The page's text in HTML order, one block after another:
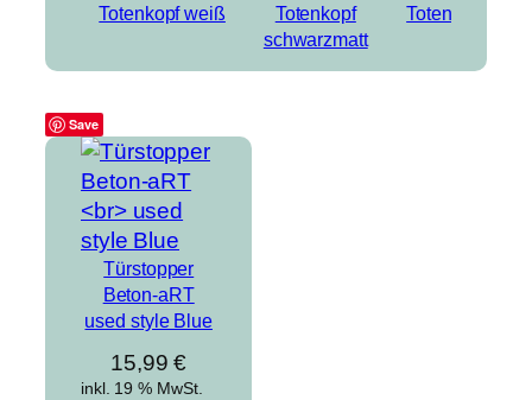
Totenkopf weiß
Totenkopf
schwarzmatt
Totenkopf Gold
Save
Türstopper
Beton-aRT
used style Blue
15,99€
inkl. 19 % MwSt.